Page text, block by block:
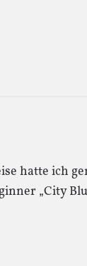
hatte ich
„City